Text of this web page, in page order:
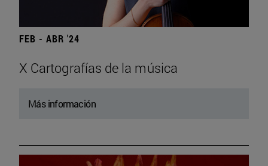
FEB - ABR '24
X Cartografías de la música
Más información